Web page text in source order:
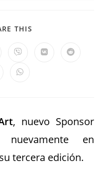
THIS
, nuevo Sponsor
en
tercera edición.